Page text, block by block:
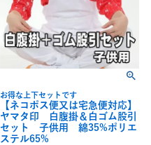
お得な上下セットです
【ネコポス便又は宅急便対応】
ヤマタ印 白腹掛＆白ゴム股引
セット 子供用 綿35%ポリエ
ステル65%